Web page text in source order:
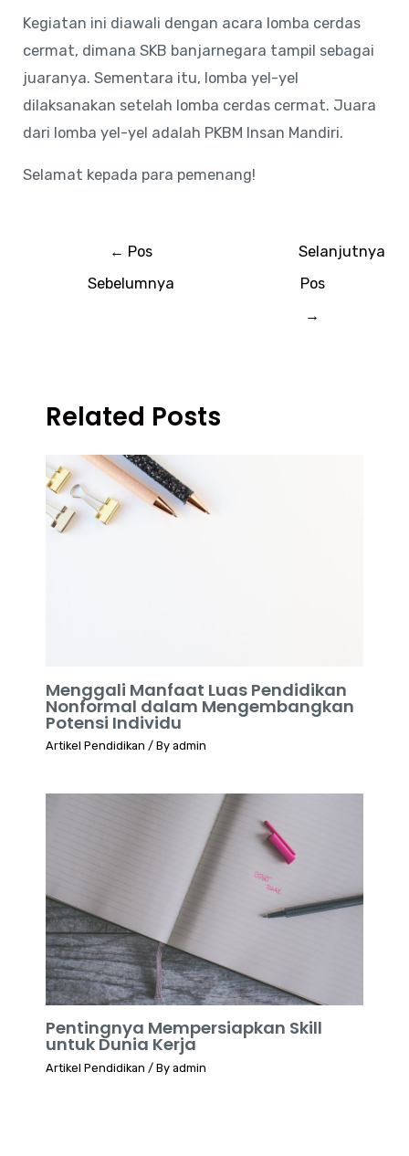
Kegiatan ini diawali dengan acara lomba cerdas
cermat, dimana SKB banjarnegara tampil sebagai
juaranya. Sementara itu, lomba yel-yel
dilaksanakan setelah lomba cerdas cermat. Juara
dari lomba yel-yel adalah PKBM Insan Mandiri.
Selamat kepada para pemenang!
← Pos
Sebelumnya
Selanjutnya
Pos
→
Related Posts
Menggali Manfaat Luas Pendidikan
Nonformal dalam Mengembangkan
Potensi Individu
Artikel Pendidikan / By admin
Pentingnya Mempersiapkan Skill
untuk Dunia Kerja
Artikel Pendidikan / By admin